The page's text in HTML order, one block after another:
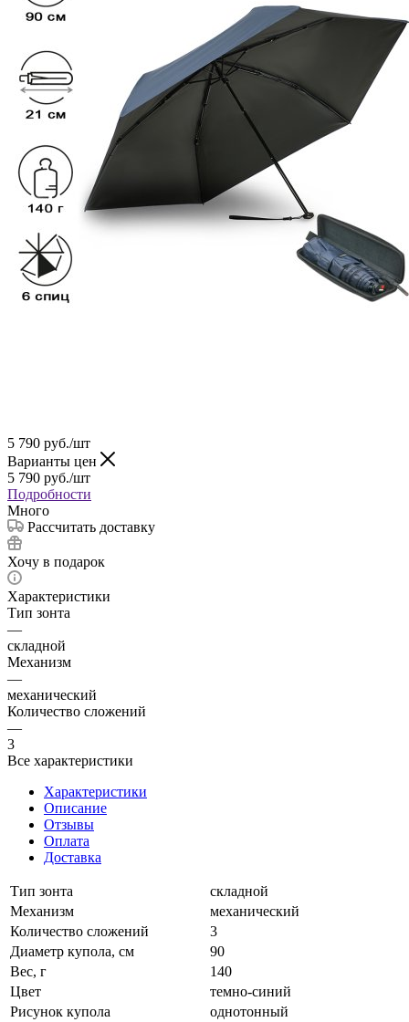
5 790 руб./шт
Варианты цен
5 790 руб./шт
Подробности
Много
Рассчитать доставку
Хочу в подарок
Характеристики
Тип зонта
—
складной
Механизм
—
механический
Количество сложений
—
3
Все характеристики
Характеристики
Описание
Отзывы
Оплата
Доставка
Тип зонта
складной
Механизм
механический
Количество сложений
3
Диаметр купола, см
90
Вес, г
140
Цвет
темно-синий
Рисунок купола
однотонный